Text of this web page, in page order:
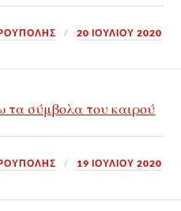
20 ΙΟΥΛΊΟΥ 2020
σύμβολα του καιρού
19 ΙΟΥΛΊΟΥ 2020